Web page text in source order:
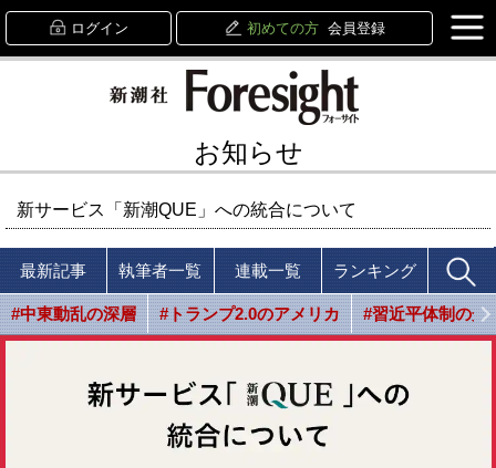
ログイン 初めての方 会員登録
お知らせ
新サービス「新潮QUE」への統合について
最新記事 執筆者一覧 連載一覧 ランキング
#中東動乱の深層 #トランプ2.0のアメリカ #習近平体制の光